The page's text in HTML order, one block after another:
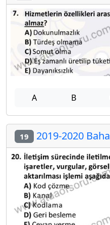
A B
19 2019-2020